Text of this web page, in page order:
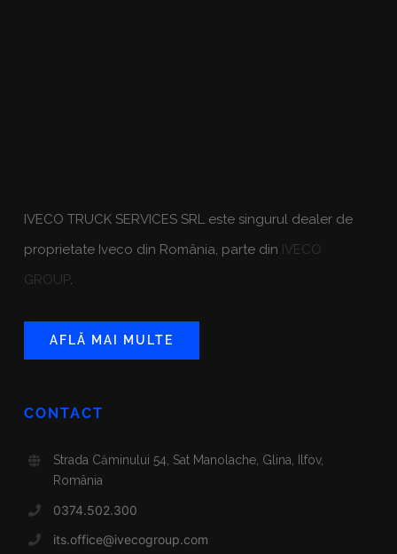
IVECO TRUCK SERVICES SRL este singurul dealer de
proprietate Iveco din România, parte din IVECO
GROUP.
AFLĂ MAI MULTE
CONTACT
Strada Căminului 54, Sat Manolache, Glina, Ilfov,
România
0374.502.300
its.office@ivecogroup.com